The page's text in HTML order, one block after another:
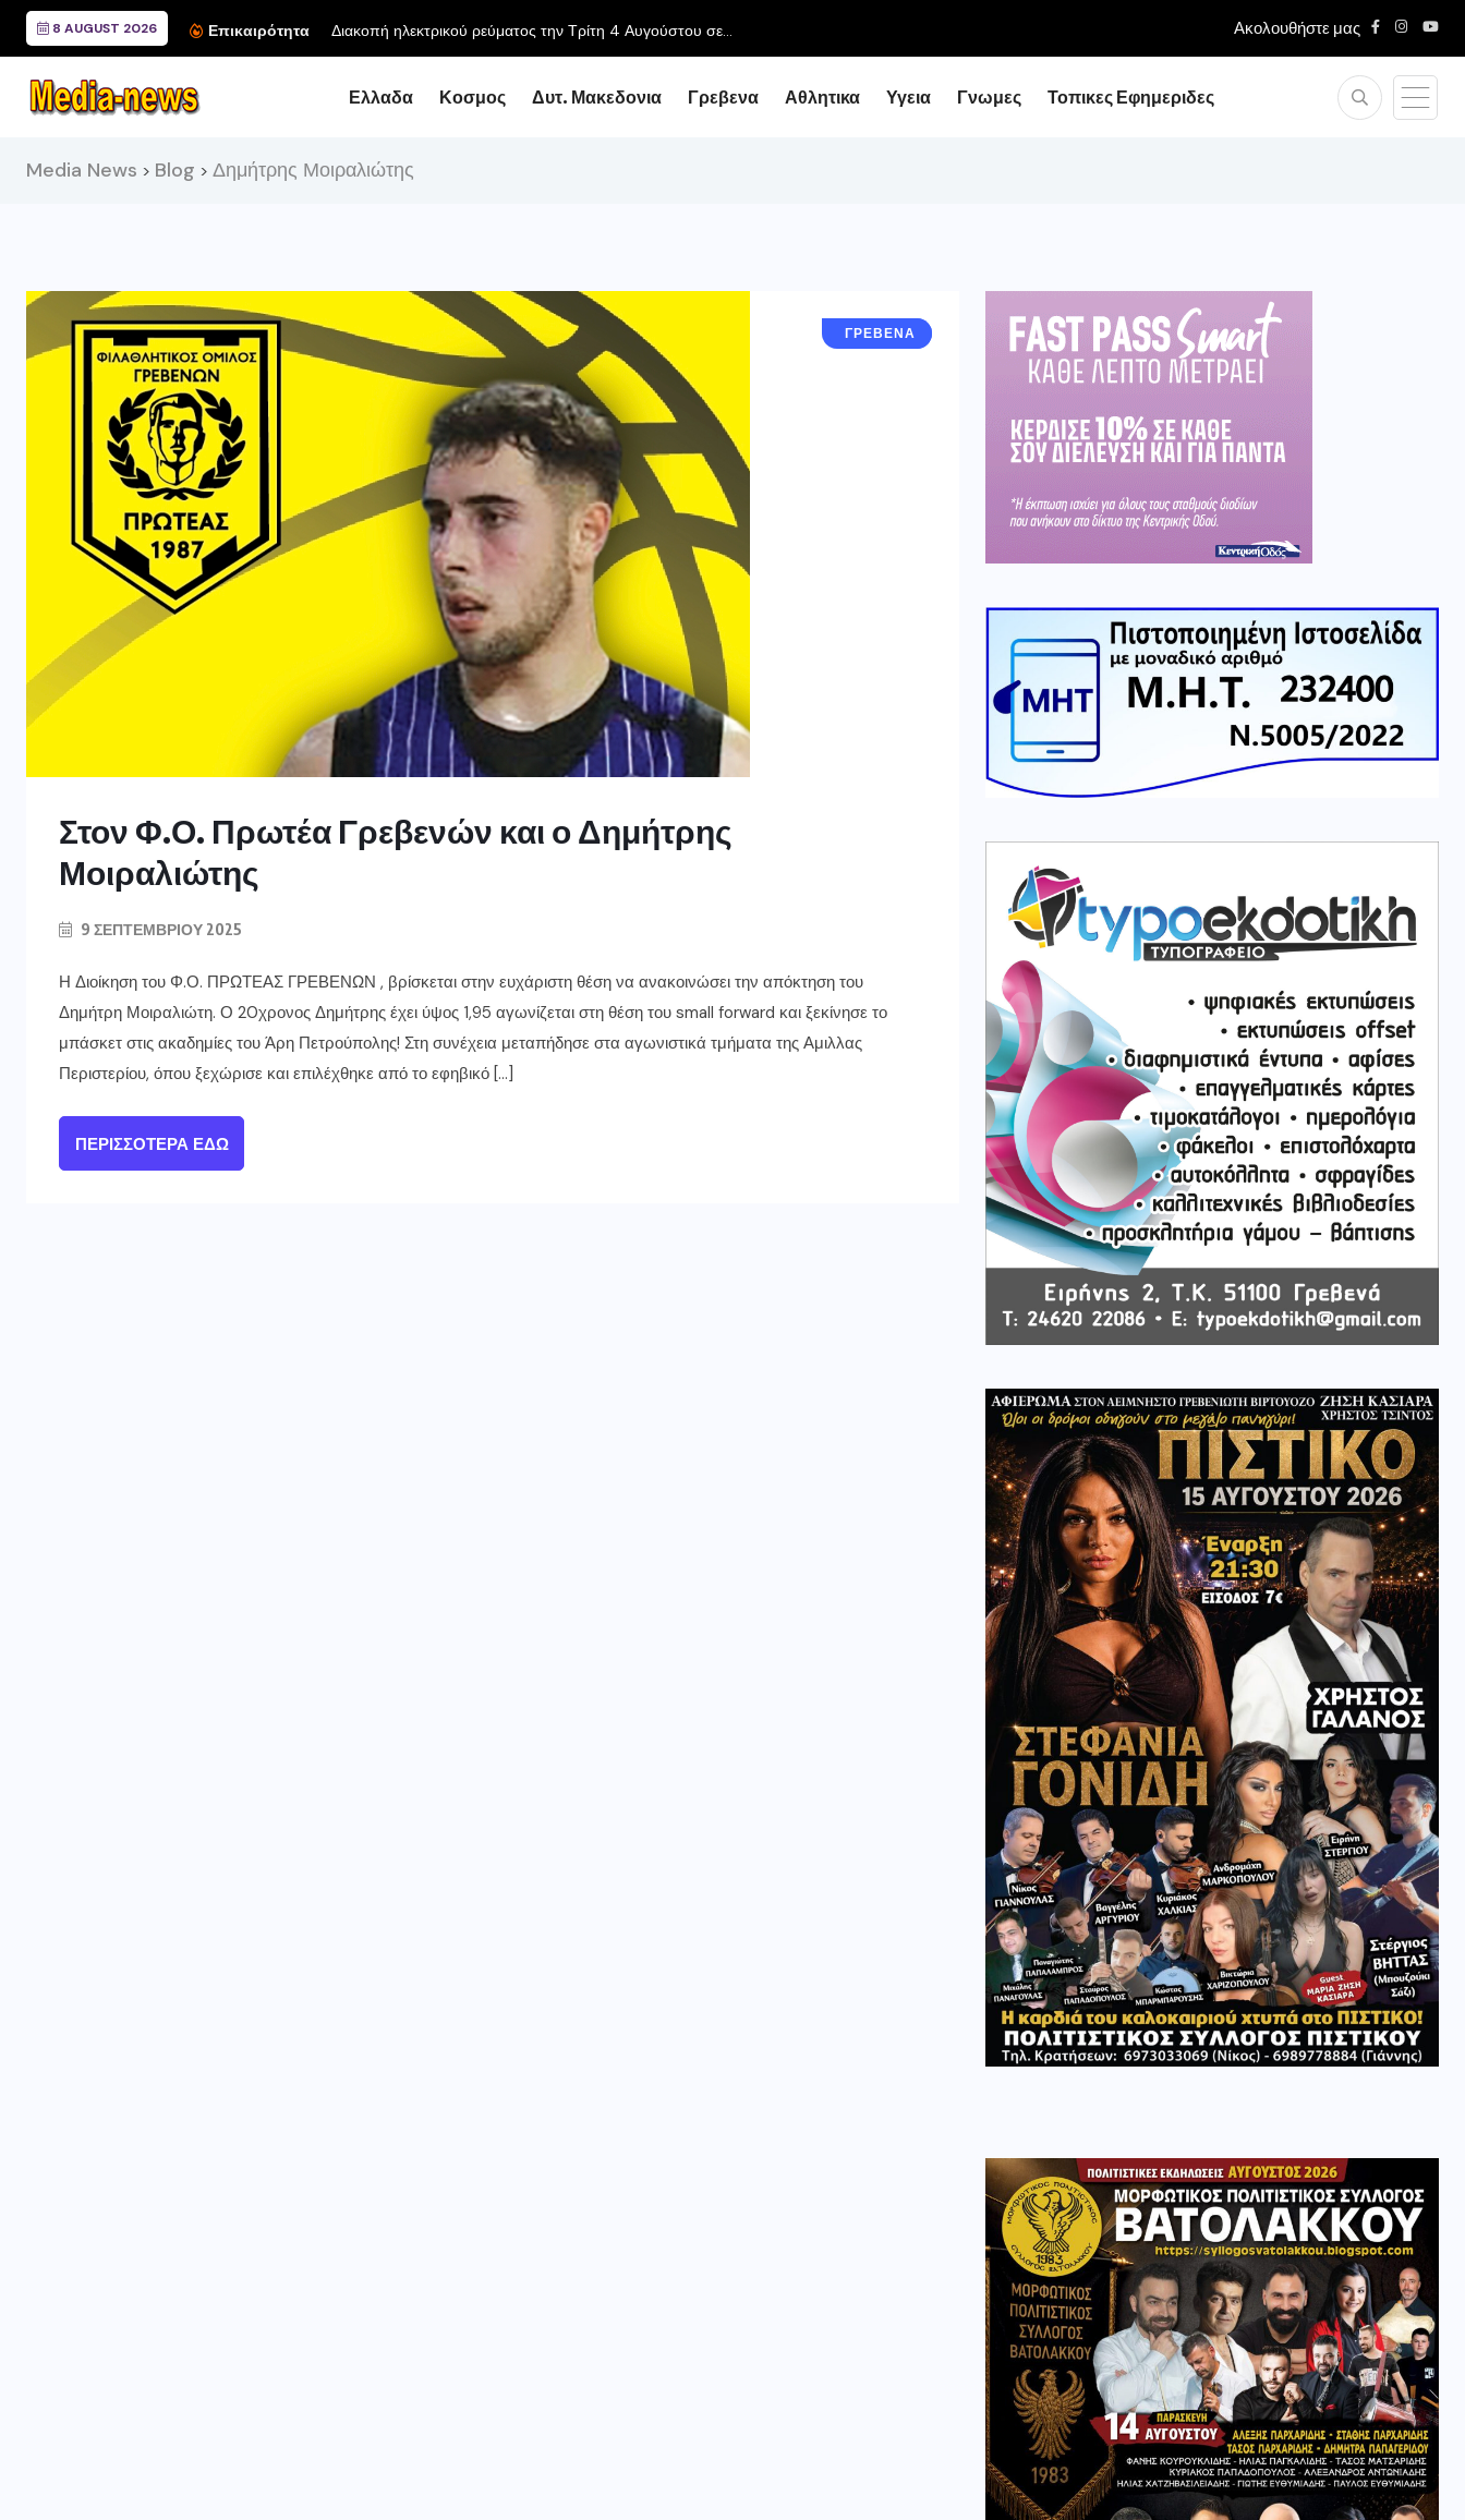
8 AUGUST 2026 Επικαιρότητα Διακοπή ηλεκτρικού ρεύματος την Τρίτη 4 Αυγούστου σε... Ακολουθήστε μας
Ελλαδα Κοσμος Δυτ. Μακεδονια Γρεβενα Αθλητικα Υγεια Γνωμες Τοπικες Εφημεριδες
Media News > Blog > Δημήτρης Μοιραλιώτης
ΑΘΛΗΤΙΚΆ
ΓΡΕΒΕΝΑ
Στον Φ.Ο. Πρωτέα Γρεβενών και ο Δημήτρης
Μοιραλιώτης
9 ΣΕΠΤΕΜΒΡΊΟΥ 2025
Η Διοίκηση του Φ.Ο. ΠΡΩΤΕΑΣ ΓΡΕΒΕΝΩΝ , βρίσκεται στην ευχάριστη θέση να ανακοινώσει την απόκτηση του
Δημήτρη Μοιραλιώτη. Ο 20χρονος Δημήτρης έχει ύψος 1,95 αγωνίζεται στη θέση του small forward και ξεκίνησε το
μπάσκετ στις ακαδημίες του Άρη Πετρούπολης! Στη συνέχεια μεταπήδησε στα αγωνιστικά τμήματα της Αμιλλας
Περιστερίου, όπου ξεχώρισε και επιλέχθηκε από το εφηβικό […]
ΠΕΡΙΣΣΌΤΕΡΑ ΕΔΏ